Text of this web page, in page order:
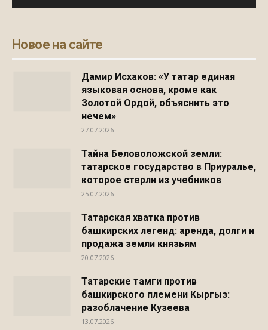
Новое на сайте
Дамир Исхаков: «У татар единая
языковая основа, кроме как
Золотой Ордой, объяснить это
нечем»
27.07.2026
Тайна Беловоложской земли:
татарское государство в Приуралье,
которое стерли из учебников
25.07.2026
Татарская хватка против
башкирских легенд: аренда, долги и
продажа земли князьям
20.07.2026
Татарские тамги против
башкирского племени Кыргыз:
разоблачение Кузеева
13.07.2026